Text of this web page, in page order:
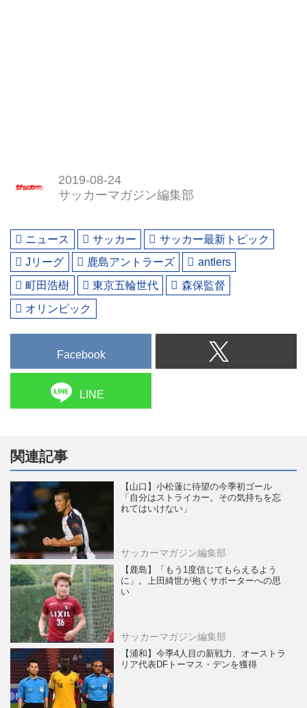
2019-08-24
サッカーマガジン編集部
ニュース サッカー
サッカー最新トピック
Jリーグ
鹿島アントラーズ
antlers
町田浩樹
東京五輪世代
森保監督
オリンピック
Facebook
LINE
関連記事
【山口】小松蓮に待望の今季初ゴール
「自分はストライカー。その気持ちを忘
れてはいけない」
サッカーマガジン編集部
【鹿島】「もう1度信じてもらえるよう
に」。上田綺世が抱くサポーターへの思
い
サッカーマガジン編集部
【浦和】今季4人目の新戦力、オーストラ
リア代表DFトーマス・デンを獲得